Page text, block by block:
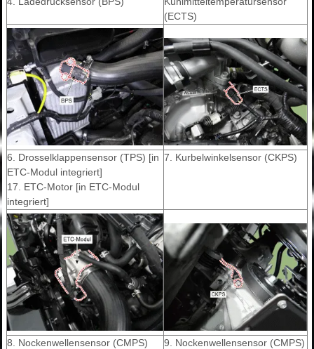
(ECTS)
6. Drosselklappensensor (TPS) [in
ETC-Modul integriert]
17. ETC-Motor [in ETC-Modul
integriert]
7. Kurbelwinkelsensor (CKPS)
8. Nockenwellensensor (CMPS)
9. Nockenwellensensor (CMPS)